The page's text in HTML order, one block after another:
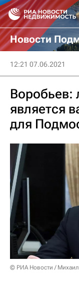
Новости
12:21 07.06.2021
Воробьев:
является
для
© РИА Новости /